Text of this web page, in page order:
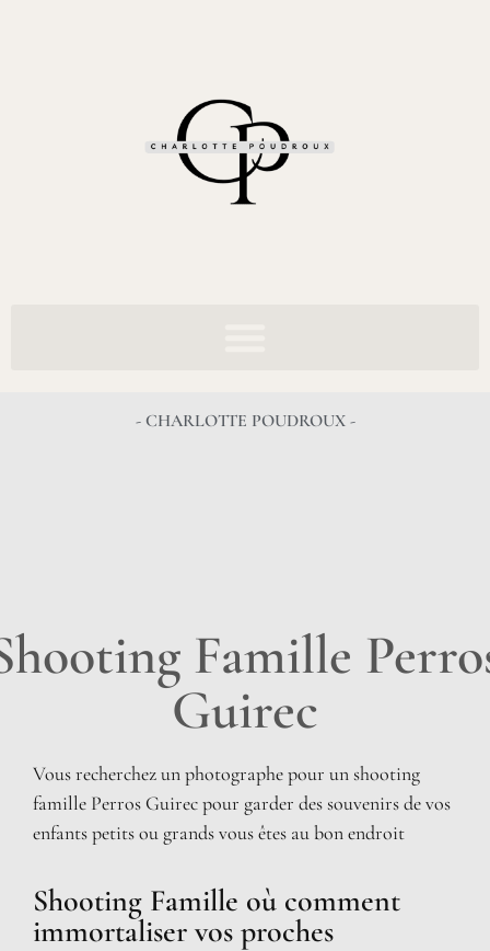
- CHARLOTTE POUDROUX -
Famille
Guirec
Vous recherchez un photographe pour un shooting
famille Perros Guirec pour garder des souvenirs de vos
enfants petits ou grands vous êtes au bon endroit
Shooting Famille où comment
immortaliser vos proches